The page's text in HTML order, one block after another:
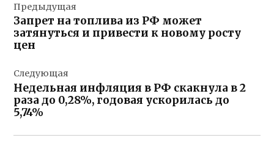
по
записям
Предыдущая
Запрет на топлива из РФ может
затянуться и привести к новому росту
цен
Следующая
Недельная инфляция в РФ скакнула в 2
раза до 0,28%, годовая ускорилась до
5,74%